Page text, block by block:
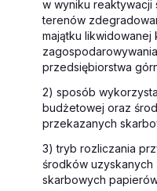
w wyniku reaktywacji
terenów
majątku likwidowanej
przedsiębiorstwa
2) sposób
budżetowej oraz
przekazanych
3) tryb rozliczania
środków
skarbowych